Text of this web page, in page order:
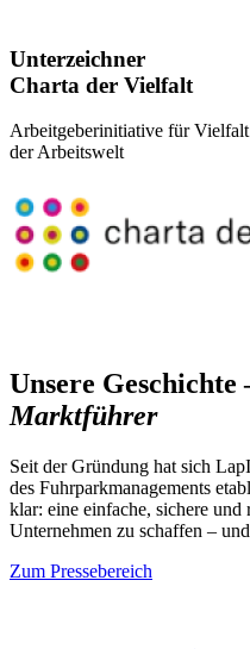
Unterzeichner
Charta der Vielfalt
Arbeitgeberinitiative für
der Arbeitswelt
Unsere Geschichte
Marktführer
Seit der Gründung hat sich
des Fuhrparkmanagements
klar: eine einfache, sichere
Unternehmen zu schaffen –
Zum Pressebereich